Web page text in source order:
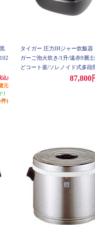
込)
元
件)
タイガー 圧力IHジャー炊飯器
ガーご泡火炊き/1升/遠赤9層土
どコート釜/ソレノイド式多段
構/オフブラック】 JRI-87,800